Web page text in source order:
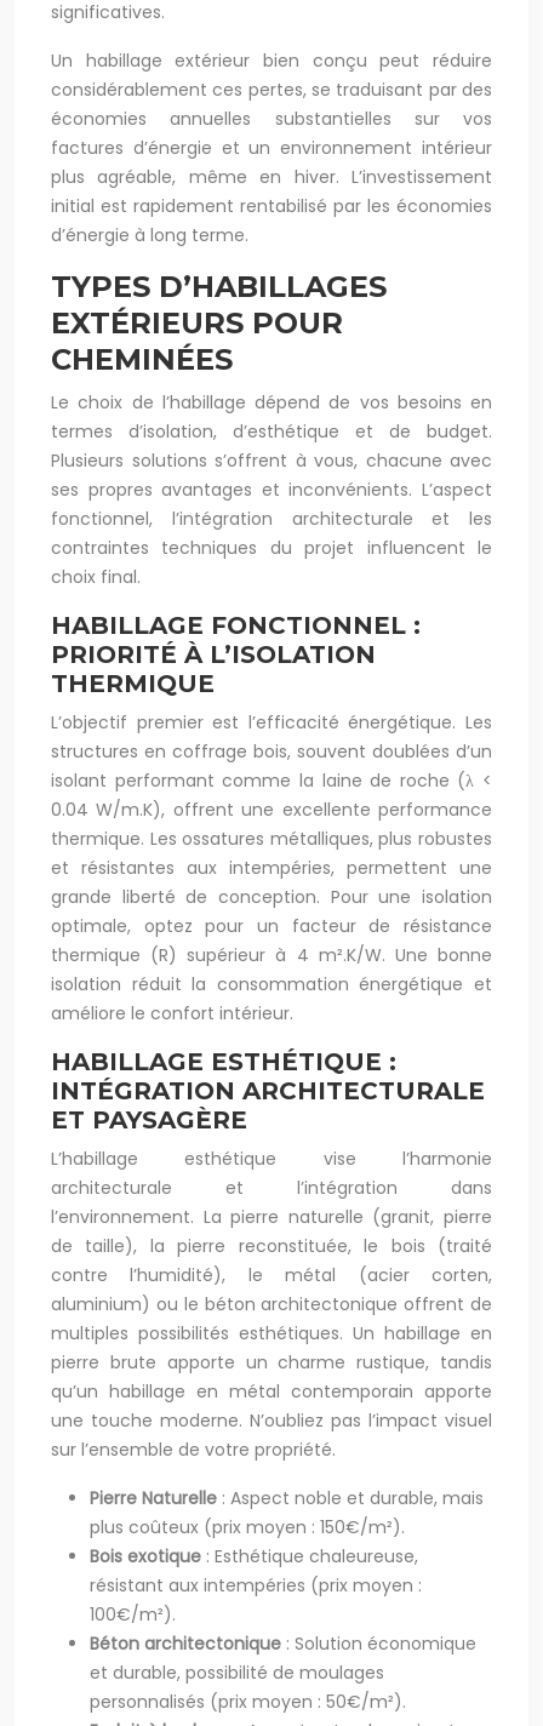
significatives.
Un habillage extérieur bien conçu peut réduire
considérablement ces pertes, se traduisant par des
économies annuelles substantielles sur vos
factures d’énergie et un environnement intérieur
plus agréable, même en hiver. L’investissement
initial est rapidement rentabilisé par les économies
d’énergie à long terme.
TYPES D’HABILLAGES
EXTÉRIEURS POUR
CHEMINÉES
Le choix de l’habillage dépend de vos besoins en
termes d’isolation, d’esthétique et de budget.
Plusieurs solutions s’offrent à vous, chacune avec
ses propres avantages et inconvénients. L’aspect
fonctionnel, l’intégration architecturale et les
contraintes techniques du projet influencent le
choix final.
HABILLAGE FONCTIONNEL :
PRIORITÉ À L’ISOLATION
THERMIQUE
L’objectif premier est l’efficacité énergétique. Les
structures en coffrage bois, souvent doublées d’un
isolant performant comme la laine de roche (λ <
0.04 W/m.K), offrent une excellente performance
thermique. Les ossatures métalliques, plus robustes
et résistantes aux intempéries, permettent une
grande liberté de conception. Pour une isolation
optimale, optez pour un facteur de résistance
thermique (R) supérieur à 4 m².K/W. Une bonne
isolation réduit la consommation énergétique et
améliore le confort intérieur.
HABILLAGE ESTHÉTIQUE :
INTÉGRATION ARCHITECTURALE
ET PAYSAGÈRE
L’habillage esthétique vise l’harmonie
architecturale et l’intégration dans
l’environnement. La pierre naturelle (granit, pierre
de taille), la pierre reconstituée, le bois (traité
contre l’humidité), le métal (acier corten,
aluminium) ou le béton architectonique offrent de
multiples possibilités esthétiques. Un habillage en
pierre brute apporte un charme rustique, tandis
qu’un habillage en métal contemporain apporte
une touche moderne. N’oubliez pas l’impact visuel
sur l’ensemble de votre propriété.
Pierre Naturelle : Aspect noble et durable, mais
plus coûteux (prix moyen : 150€/m²).
Bois exotique : Esthétique chaleureuse,
résistant aux intempéries (prix moyen :
100€/m²).
Béton architectonique : Solution économique
et durable, possibilité de moulages
personnalisés (prix moyen : 50€/m²).